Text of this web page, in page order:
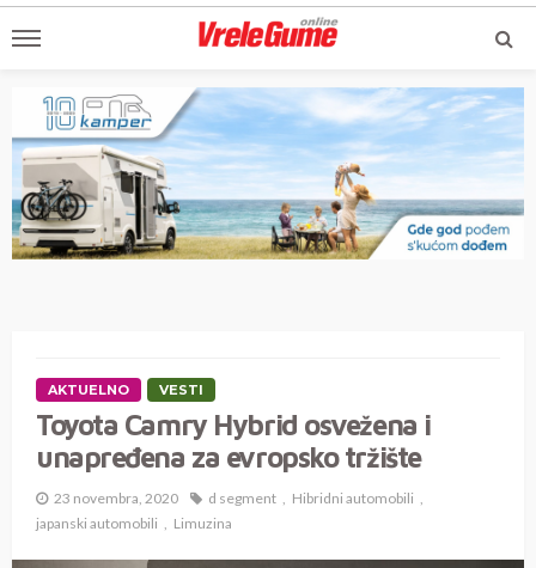
AKTUELNO VESTI
Toyota Camry Hybrid osvežena i
unapređena za evropsko tržište
23 novembra, 2020 d segment
Hibridni automobili
japanski automobili
Limuzina